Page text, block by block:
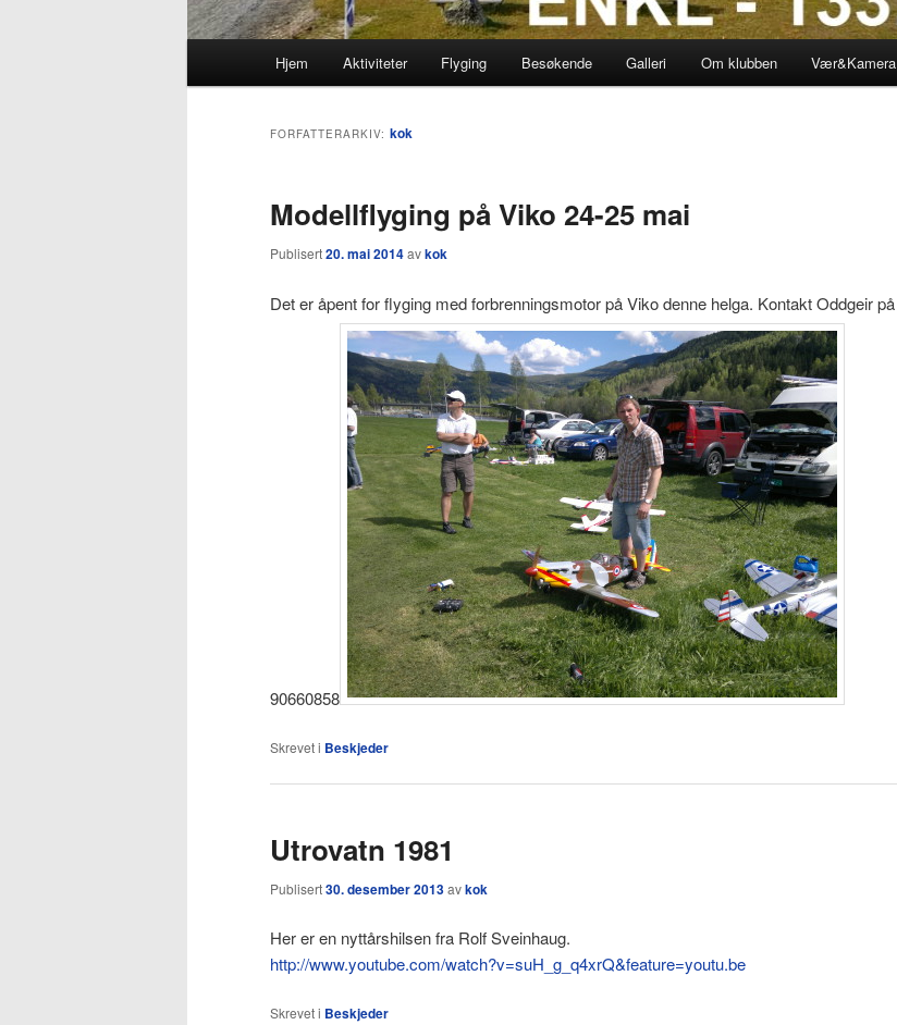
Hjem Aktiviteter Flyging Besøkende Galleri Om klubben Vær&Kamera
FORFATTERARKIV: kok
Modellflyging på Viko 24-25 mai
Publisert20. mai 2014avkok
Det er åpent for flyging med forbrenningsmotor på Viko denne helga. Kontakt Oddgeir på
90660858
Skrevet i Beskjeder
Utrovatn 1981
Publisert30. desember 2013avkok
Her er en nyttårshilsen fra Rolf Sveinhaug.
http://www.youtube.com/watch?v=suH_g_q4xrQ&feature=youtu.be
Skrevet i Beskjeder